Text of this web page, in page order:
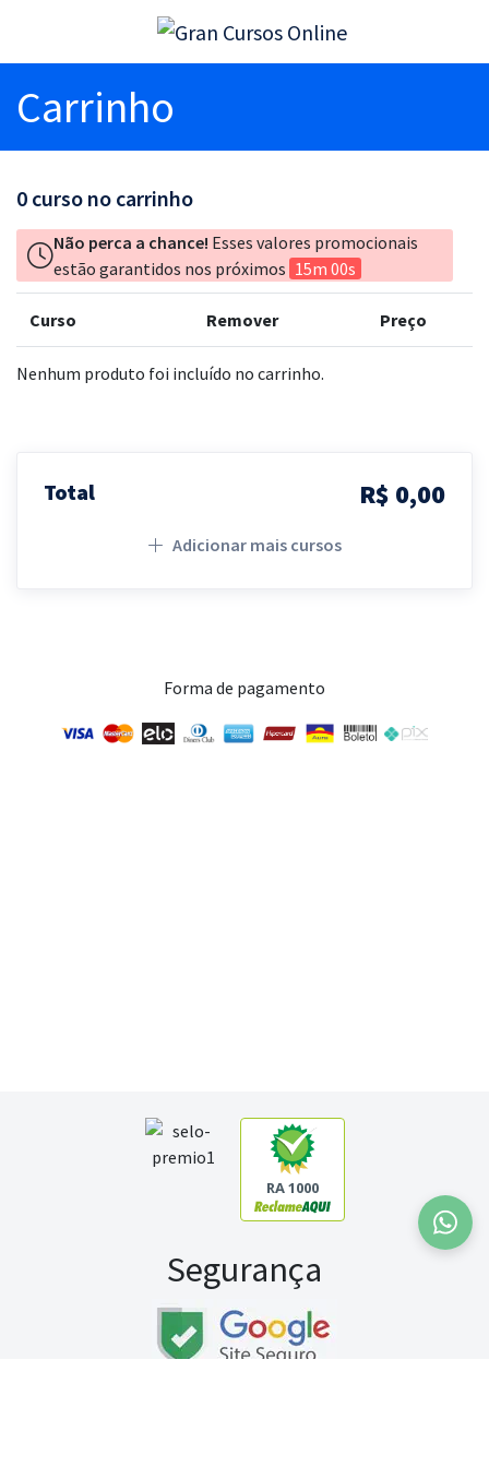
Carrinho
0 curso no carrinho
Não perca a chance! Esses valores promocionais
estão garantidos nos próximos 15m 00s
Curso Remover Preço
Nenhum produto foi incluído no carrinho.
Total R$ 0,00
Adicionar mais cursos
Forma de pagamento
RA 1000
Segurança